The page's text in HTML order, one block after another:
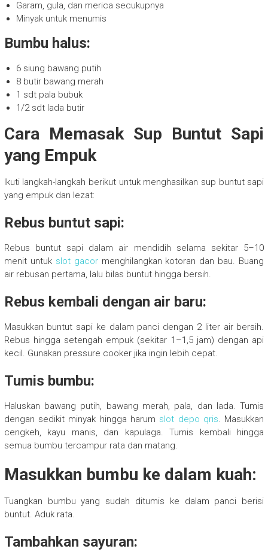
Garam, gula, dan merica secukupnya
Minyak untuk menumis
Bumbu halus:
6 siung bawang putih
8 butir bawang merah
1 sdt pala bubuk
1/2 sdt lada butir
Cara Memasak Sup Buntut Sapi
yang Empuk
Ikuti langkah-langkah berikut untuk menghasilkan sup buntut sapi
yang empuk dan lezat:
Rebus buntut sapi:
Rebus buntut sapi dalam air mendidih selama sekitar 5–10
menit untuk slot gacormenghilangkan kotoran dan bau. Buang
air rebusan pertama, lalu bilas buntut hingga bersih.
Rebus kembali dengan air baru:
Masukkan buntut sapi ke dalam panci dengan 2 liter air bersih.
Rebus hingga setengah empuk (sekitar 1–1,5 jam) dengan api
kecil. Gunakan pressure cooker jika ingin lebih cepat.
Tumis bumbu:
Haluskan bawang putih, bawang merah, pala, dan lada. Tumis
dengan sedikit minyak hingga harum slot depo qris. Masukkan
cengkeh, kayu manis, dan kapulaga. Tumis kembali hingga
semua bumbu tercampur rata dan matang.
Masukkan bumbu ke dalam kuah:
Tuangkan bumbu yang sudah ditumis ke dalam panci berisi
buntut. Aduk rata.
Tambahkan sayuran: